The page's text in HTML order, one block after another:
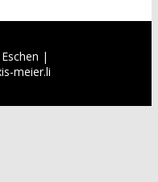
|
meier.li